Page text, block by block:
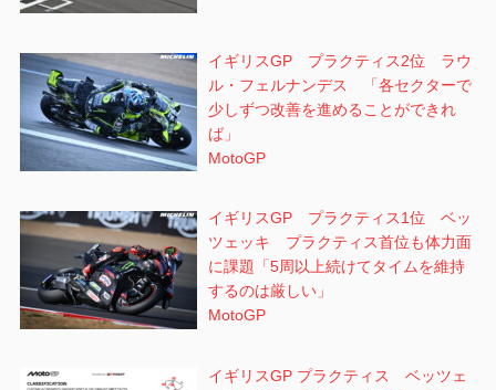
イギリスGP プラクティス2位 ラウ
ル・フェルナンデス 「各セクターで
少しずつ改善を進めることができれ
ば」
MotoGP
イギリスGP プラクティス1位 ベッ
ツェッキ プラクティス首位も体力面
に課題「5周以上続けてタイムを維持
するのは厳しい」
MotoGP
イギリスGP プラクティス ベッツェ